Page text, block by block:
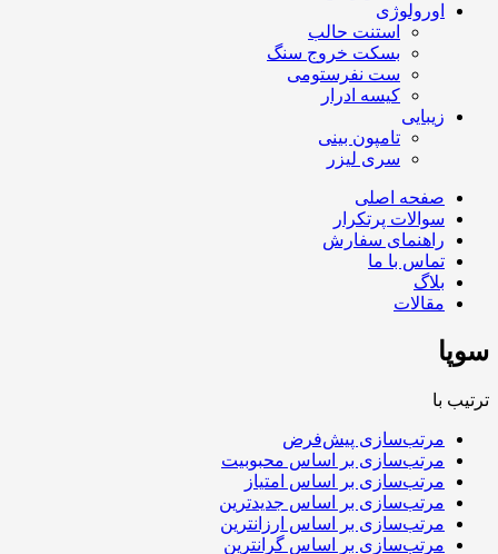
اورولوژی
استنت حالب
بسکت خروج سنگ
ست نفرستومی
کیسه ادرار
زیبایی
تامپون بینی
سری لیزر
صفحه اصلی
سوالات پرتکرار
راهنمای سفارش
تماس با ما
بلاگ
مقالات
سوپا
ترتیب با
مرتب‌سازی پیش‌فرض
مرتب‌سازی بر اساس محبوبیت
مرتب‌سازی بر اساس امتیاز
مرتب‌سازی بر اساس جدیدترین
مرتب‌سازی بر اساس ارزانترین
مرتب‌سازی بر اساس گرانترین